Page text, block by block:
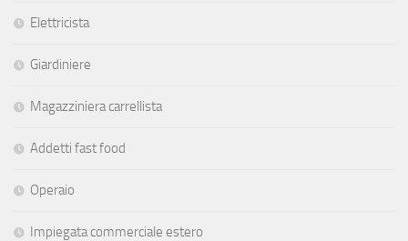
Elettricista
Giardiniere
Magazziniera carrellista
Addetti fast food
Operaio
Impiegata commerciale estero